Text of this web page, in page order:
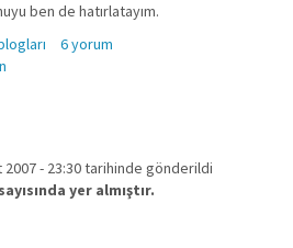
ben de hatırlatayım.
hakkında6 yorum
2007 - 23:30 tarihinde gönderildi
yer almıştır.